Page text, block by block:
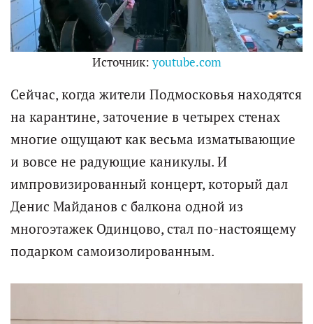
Источник:youtube.com
Сейчас, когда жители Подмосковья находятся
на карантине, заточение в четырех стенах
многие ощущают как весьма изматывающие
и вовсе не радующие каникулы. И
импровизированный концерт, который дал
Денис Майданов с балкона одной из
многоэтажек Одинцово, стал по-настоящему
подарком самоизолированным.